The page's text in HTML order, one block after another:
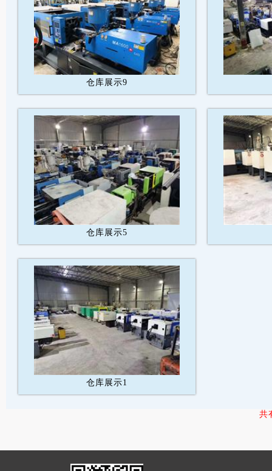
仓库展示9
仓库展示5
仓库展示1
共